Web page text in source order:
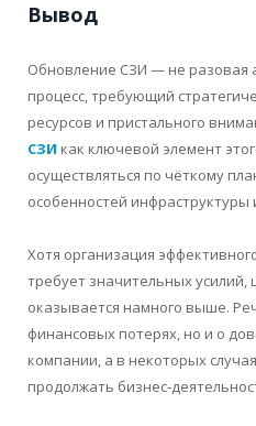
Вывод
Обновление СЗИ — не разовая
процесс, требующий
ресурсов и пристального
СЗИ как ключевой элемент
осуществляться по чёткому
особенностей инфраструктуры
Хотя организация
требует значительных усилий,
оказывается намного выше.
финансовых потерях, но и о
компании, а в некоторых
продолжать